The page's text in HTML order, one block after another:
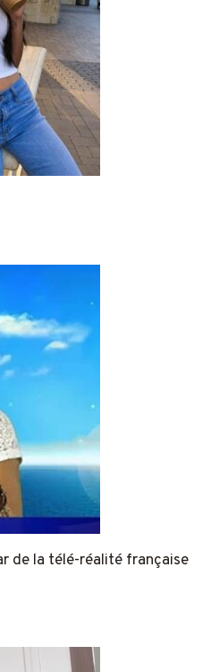
de la télé-réalité française